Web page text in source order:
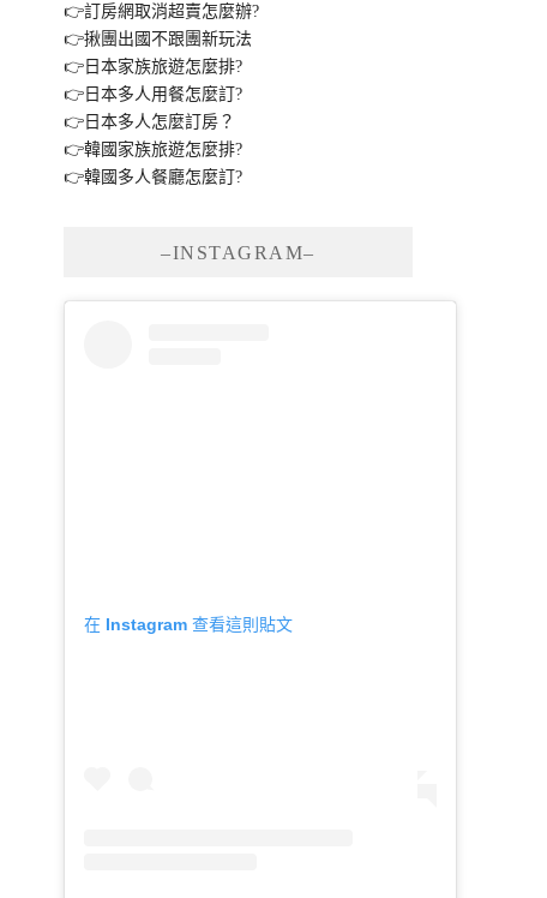
👉訂房網取消超賣怎麼辦?
👉揪團出國不跟團新玩法
👉日本家族旅遊怎麼排?
👉日本多人用餐怎麼訂?
👉日本多人怎麼訂房？
👉韓國家族旅遊怎麼排?
👉韓國多人餐廳怎麼訂?
–INSTAGRAM–
在 Instagram 查看這則貼文